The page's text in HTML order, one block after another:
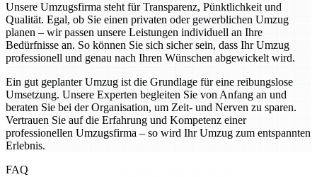
Unsere Umzugsfirma steht für Transparenz, Pünktlichkeit und
Qualität. Egal, ob Sie einen privaten oder gewerblichen Umzug
planen – wir passen unsere Leistungen individuell an Ihre
Bedürfnisse an. So können Sie sich sicher sein, dass Ihr Umzug
professionell und genau nach Ihren Wünschen abgewickelt wird.
Ein gut geplanter Umzug ist die Grundlage für eine reibungslose
Umsetzung. Unsere Experten begleiten Sie von Anfang an und
beraten Sie bei der Organisation, um Zeit- und Nerven zu sparen.
Vertrauen Sie auf die Erfahrung und Kompetenz einer
professionellen Umzugsfirma – so wird Ihr Umzug zum entspannten
Erlebnis.
FAQ